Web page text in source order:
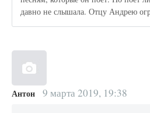
давно не слышала. Отцу Андрею
Антон 9 марта 2019, 19:38